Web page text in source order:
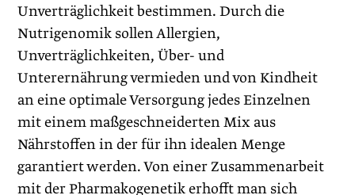
Unverträglichkeit bestimmen. Durch die
Nutrigenomik sollen Allergien,
Unverträglichkeiten, Über- und
Unterernährung vermieden und von Kindheit
an eine optimale Versorgung jedes Einzelnen
mit einem maßgeschneiderten Mix aus
Nährstoffen in der für ihn idealen Menge
garantiert werden. Von einer Zusammenarbeit
mit der Pharmakogenetik erhofft man sich